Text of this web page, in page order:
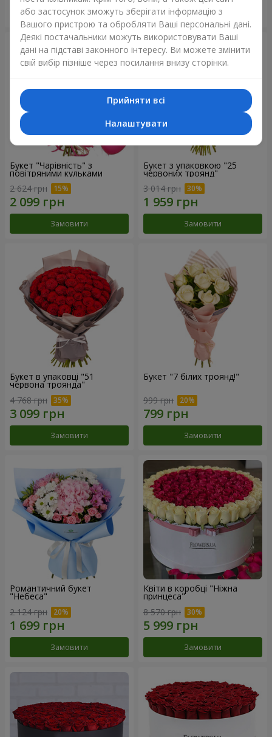
Замовити Замовити
Букет "Чарівність" з
повітряними кульками
2 624 грн
Замовити
Букет з упаковкою "25
червоних троянд"
3 014 грн
Замовити
Букет в упаковці "51
червона троянда"
4 768 грн
Замовити
Букет "7 білих троянд!"
999 грн
Замовити
Романтичний букет
"Небеса"
2 124 грн
Замовити
Квіти в коробці "Ніжна
принцеса"
8 570 грн
Замовити
або застосунок зможуть зберігати інформацію з
Вашого пристрою та обробляти Ваші персональні дані.
Деякі постачальники можуть використовувати Ваші
дані на підставі законного інтересу. Ви можете змінити
свій вибір пізніше через посилання внизу сторінки.
Прийняти всі
Налаштувати